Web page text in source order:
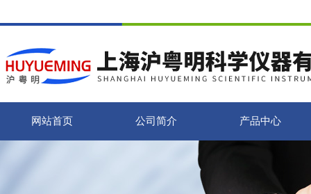
网站首页 公司简介 产品中心